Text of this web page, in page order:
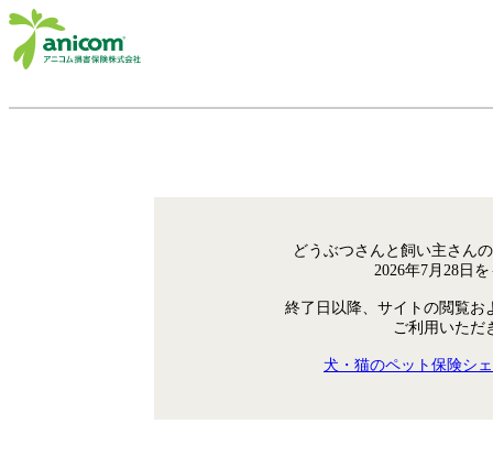
どうぶつさんと飼い主さん
2026年7月28日
終了日以降、サイトの閲覧お
ご利用いただ
犬・猫のペット保険シ